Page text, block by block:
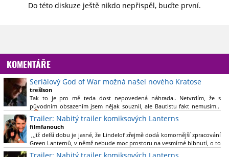
Do této diskuze ještě nikdo nepřispěl, buďte první.
KOMENTÁŘE
Seriálový God of War možná našel nového Kratose
trešlson
Tak to je pro mě teda dost nepovedená náhrada.. Netvrdím, že s
původním obsazením jsem nějak souznil, ale Bautistu fakt nemusim..
Trailer: Nabitý trailer komiksových Lanterns
filmfanouch
,,Již delší dobu je jasné, že Lindelof zřejmě dodá komornější zpracování
Green Lanternů, v němž nebude moc prostoru na vesmírné blbnutí, o to
více se ovšem bude moci nová adaptace odprostit třeba od filmového